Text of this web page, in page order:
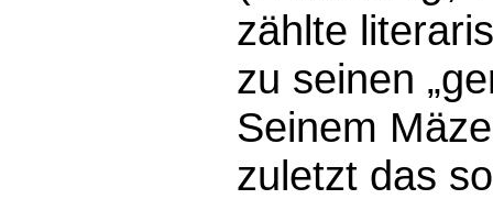
zählte
zu seinen
Seinem
zuletzt das